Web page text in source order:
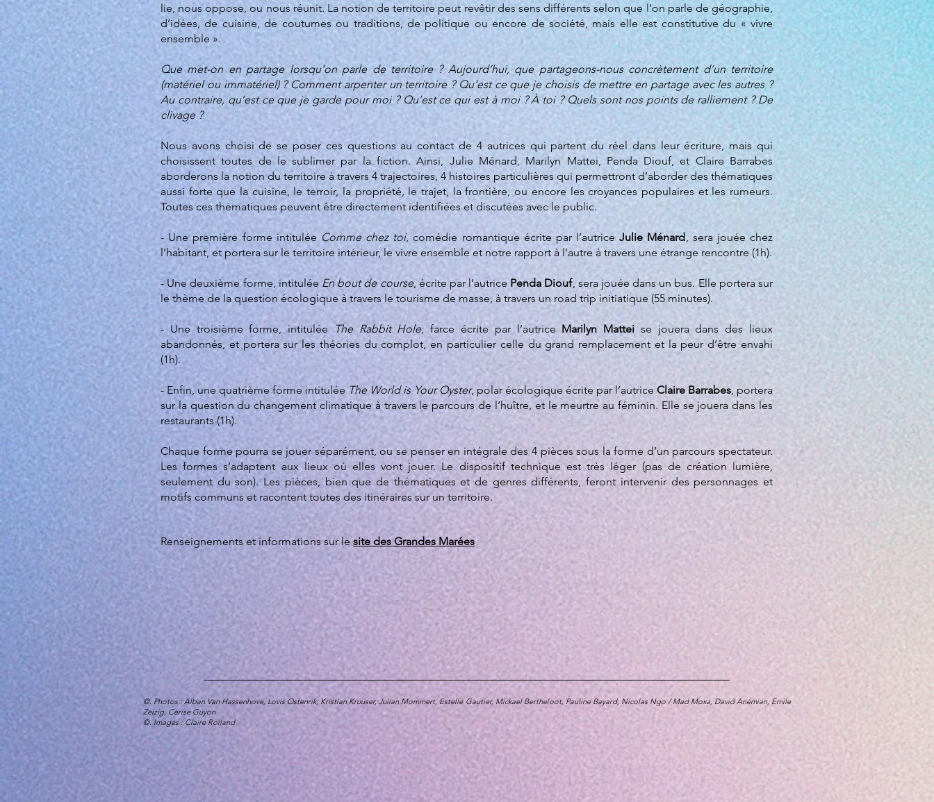
lie, nous oppose, ou nous réunit. La notion de territoire peut revêtir des sens différents selon que l’on parle de géographie,
d’idées, de cuisine, de coutumes ou traditions, de politique ou encore de société, mais elle est constitutive du « vivre
ensemble ».
Que met-on en partage lorsqu’on parle de territoire ? Aujourd’hui, que partageons-nous concrètement d’un territoire
(matériel ou immatériel) ? Comment arpenter un territoire ? Qu’est ce que je choisis de mettre en partage avec les autres ?
Au contraire, qu’est ce que je garde pour moi ? Qu’est ce qui est à moi ? À toi ? Quels sont nos points de ralliement ? De
clivage ?
Nous avons choisi de se poser ces questions au contact de 4 autrices qui partent du réel dans leur écriture, mais qui
choisissent toutes de le sublimer par la fiction.Ainsi, Julie Ménard, Marilyn Mattei, Penda Diouf, et Claire Barrabes
aborderons la notion du territoire à travers 4 trajectoires, 4 histoires particulières qui permettront d’aborder des thématiques
aussi forte que la cuisine, le terroir, la propriété, le trajet, la frontière, ou encore les croyances populaires et les rumeurs.
Toutes ces thématiques peuvent être directement identifiées et discutées avec le public.
- Une première forme intitulée Comme chez toi, comédie romantique écrite par l’autriceJulie Ménard, sera jouée chez
l’habitant, et portera sur le territoire intérieur, le vivre ensemble et notre rapport à l’autre à travers une étrange rencontre (1h).
- Une deuxième forme, intituléeEn bout de course, écrite par l’autrice Penda Diouf, sera jouée dans un bus. Elle portera sur
le thème de la question écologique à travers le tourisme de masse, à travers un road trip initiatique (55 minutes).
- Une troisième forme, intituléeThe Rabbit Hole, farce écrite par l’autrice Marilyn Mattei se jouera dans des lieux
abandonnés, et portera sur les théories du complot, en particulier celle du grand remplacement et la peur d’être envahi
(1h).
- Enfin, une quatrième forme intituléeThe World is Your Oyster, polar écologique écrite par l’autrice Claire Barrabes, portera
sur la question du changement climatique à travers le parcours de l’huître, et le meurtre au féminin. Elle se jouera dans les
restaurants (1h).
Chaque forme pourra se jouer séparément, ou se penser en intégrale des 4 pièces sous la forme d’un parcours spectateur.
Les formes s’adaptent aux lieux où elles vont jouer. Le dispositif technique est très léger (pas de création lumière,
seulement du son). Les pièces, bien que de thématiques et de genres différents, feront intervenir des personnages et
motifs communs et racontent toutes des itinéraires sur un territoire.
Renseignements et informations sur lesite des Grandes Marées
©. Photos : Alban Van Hassenhove, Lovis Ostenrik, Kristian Kruuser, Julian Mommert, Estelle Gautier, Mickael Bertheloot, Pauline Bayard, Nicolas Ngo / Mad Moxa, David Anémian, Emile
Zeizig, Cerise Guyon
©. Images : Claire Rolland